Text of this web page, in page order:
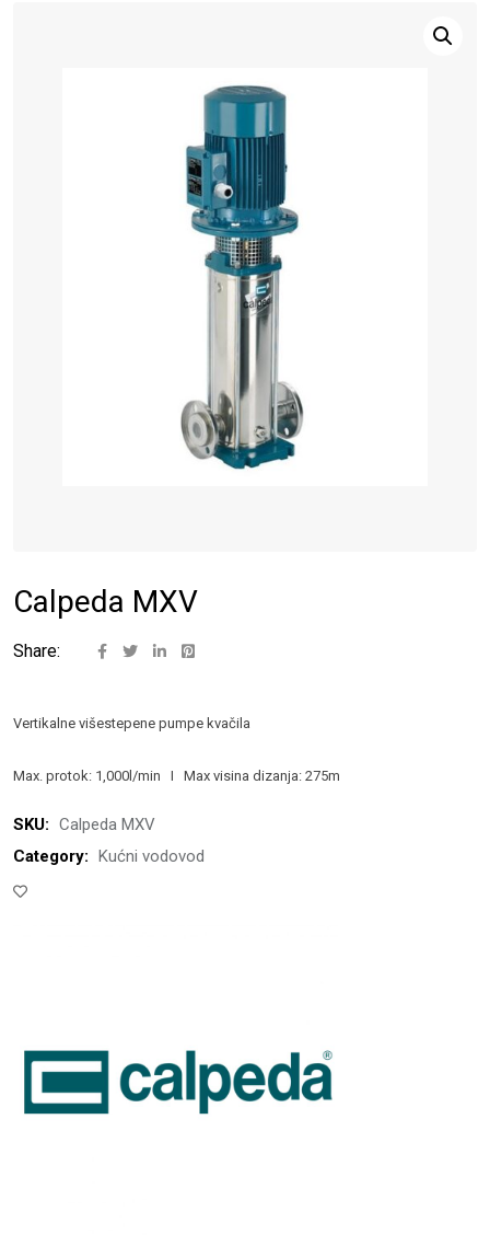
Calpeda MXV
Share:
Vertikalne višestepene pumpe kvačila
Max. protok: 1,000l/min I Max visina dizanja: 275m
SKU: Calpeda MXV
Category: Kućni vodovod